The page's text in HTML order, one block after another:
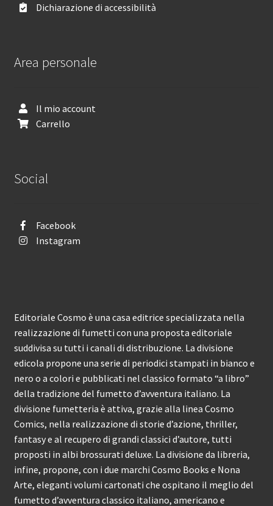
Dichiarazione di accessibilità
Area personale
Il mio account
Carrello
Social
Facebook
Instagram
Editoriale Cosmo è una casa editrice specializzata nella
realizzazione di fumetti con una proposta editoriale
suddivisa su tutti i canali di distribuzione. La divisione
edicola propone una serie di periodici stampati in bianco e
nero o a colori e pubblicati nel classico formato “a libro”
della tradizione del fumetto d’avventura italiano. La
divisione fumetteria è attiva, grazie alla linea Cosmo
Comics, nella realizzazione di storie d’azione, thriller,
fantasy e al recupero di grandi classici d’autore, tutti
proposti in albi brossurati deluxe. La divisione da libreria,
infine, propone, con i due marchi Cosmo Books e Nona
Arte, eleganti volumi cartonati che ospitano il meglio del
fumetto d’avventura classico italiano, americano e